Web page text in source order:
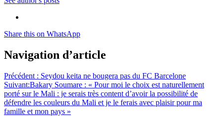
Share this on WhatsApp
Navigation d’article
Précédent : Seydou keita ne bougera pas du FC Barcelone
Suivant:Bakary Soumare : « Pour moi le choix est naturellement
porté sur le Mali : je serais très content d’avoir la possibilité de
défendre les couleurs du Mali et je le ferais avec plaisir pour ma
famille et mon pays »